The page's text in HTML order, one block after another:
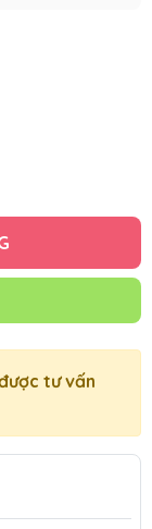
tư vấn